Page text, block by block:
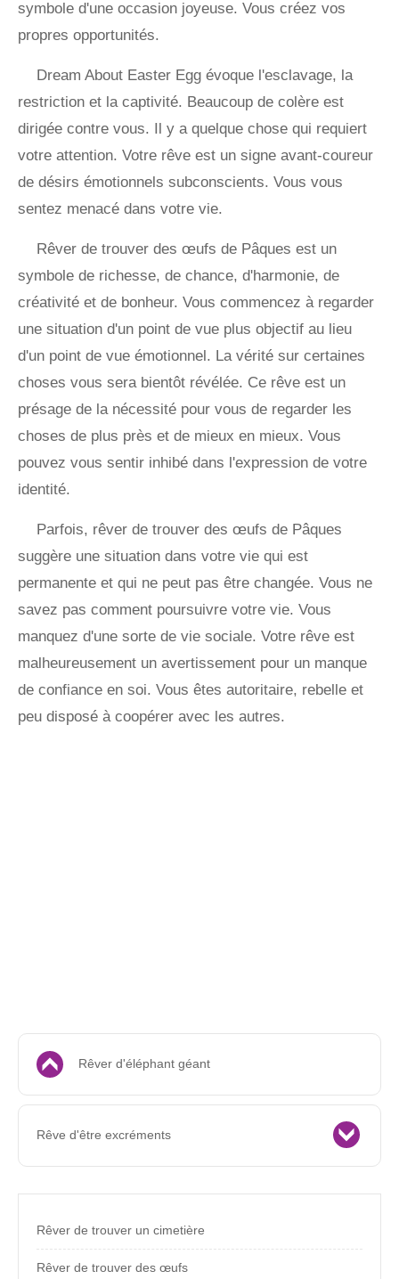
symbole d'une occasion joyeuse. Vous créez vos
propres opportunités.
Dream About Easter Egg évoque l'esclavage, la
restriction et la captivité. Beaucoup de colère est
dirigée contre vous. Il y a quelque chose qui requiert
votre attention. Votre rêve est un signe avant-coureur
de désirs émotionnels subconscients. Vous vous
sentez menacé dans votre vie.
Rêver de trouver des œufs de Pâques est un
symbole de richesse, de chance, d'harmonie, de
créativité et de bonheur. Vous commencez à regarder
une situation d'un point de vue plus objectif au lieu
d'un point de vue émotionnel. La vérité sur certaines
choses vous sera bientôt révélée. Ce rêve est un
présage de la nécessité pour vous de regarder les
choses de plus près et de mieux en mieux. Vous
pouvez vous sentir inhibé dans l'expression de votre
identité.
Parfois, rêver de trouver des œufs de Pâques
suggère une situation dans votre vie qui est
permanente et qui ne peut pas être changée. Vous ne
savez pas comment poursuivre votre vie. Vous
manquez d'une sorte de vie sociale. Votre rêve est
malheureusement un avertissement pour un manque
de confiance en soi. Vous êtes autoritaire, rebelle et
peu disposé à coopérer avec les autres.
Rêver d'éléphant géant
Rêve d'être excréments
Rêver de trouver un cimetière
Rêver de trouver des œufs